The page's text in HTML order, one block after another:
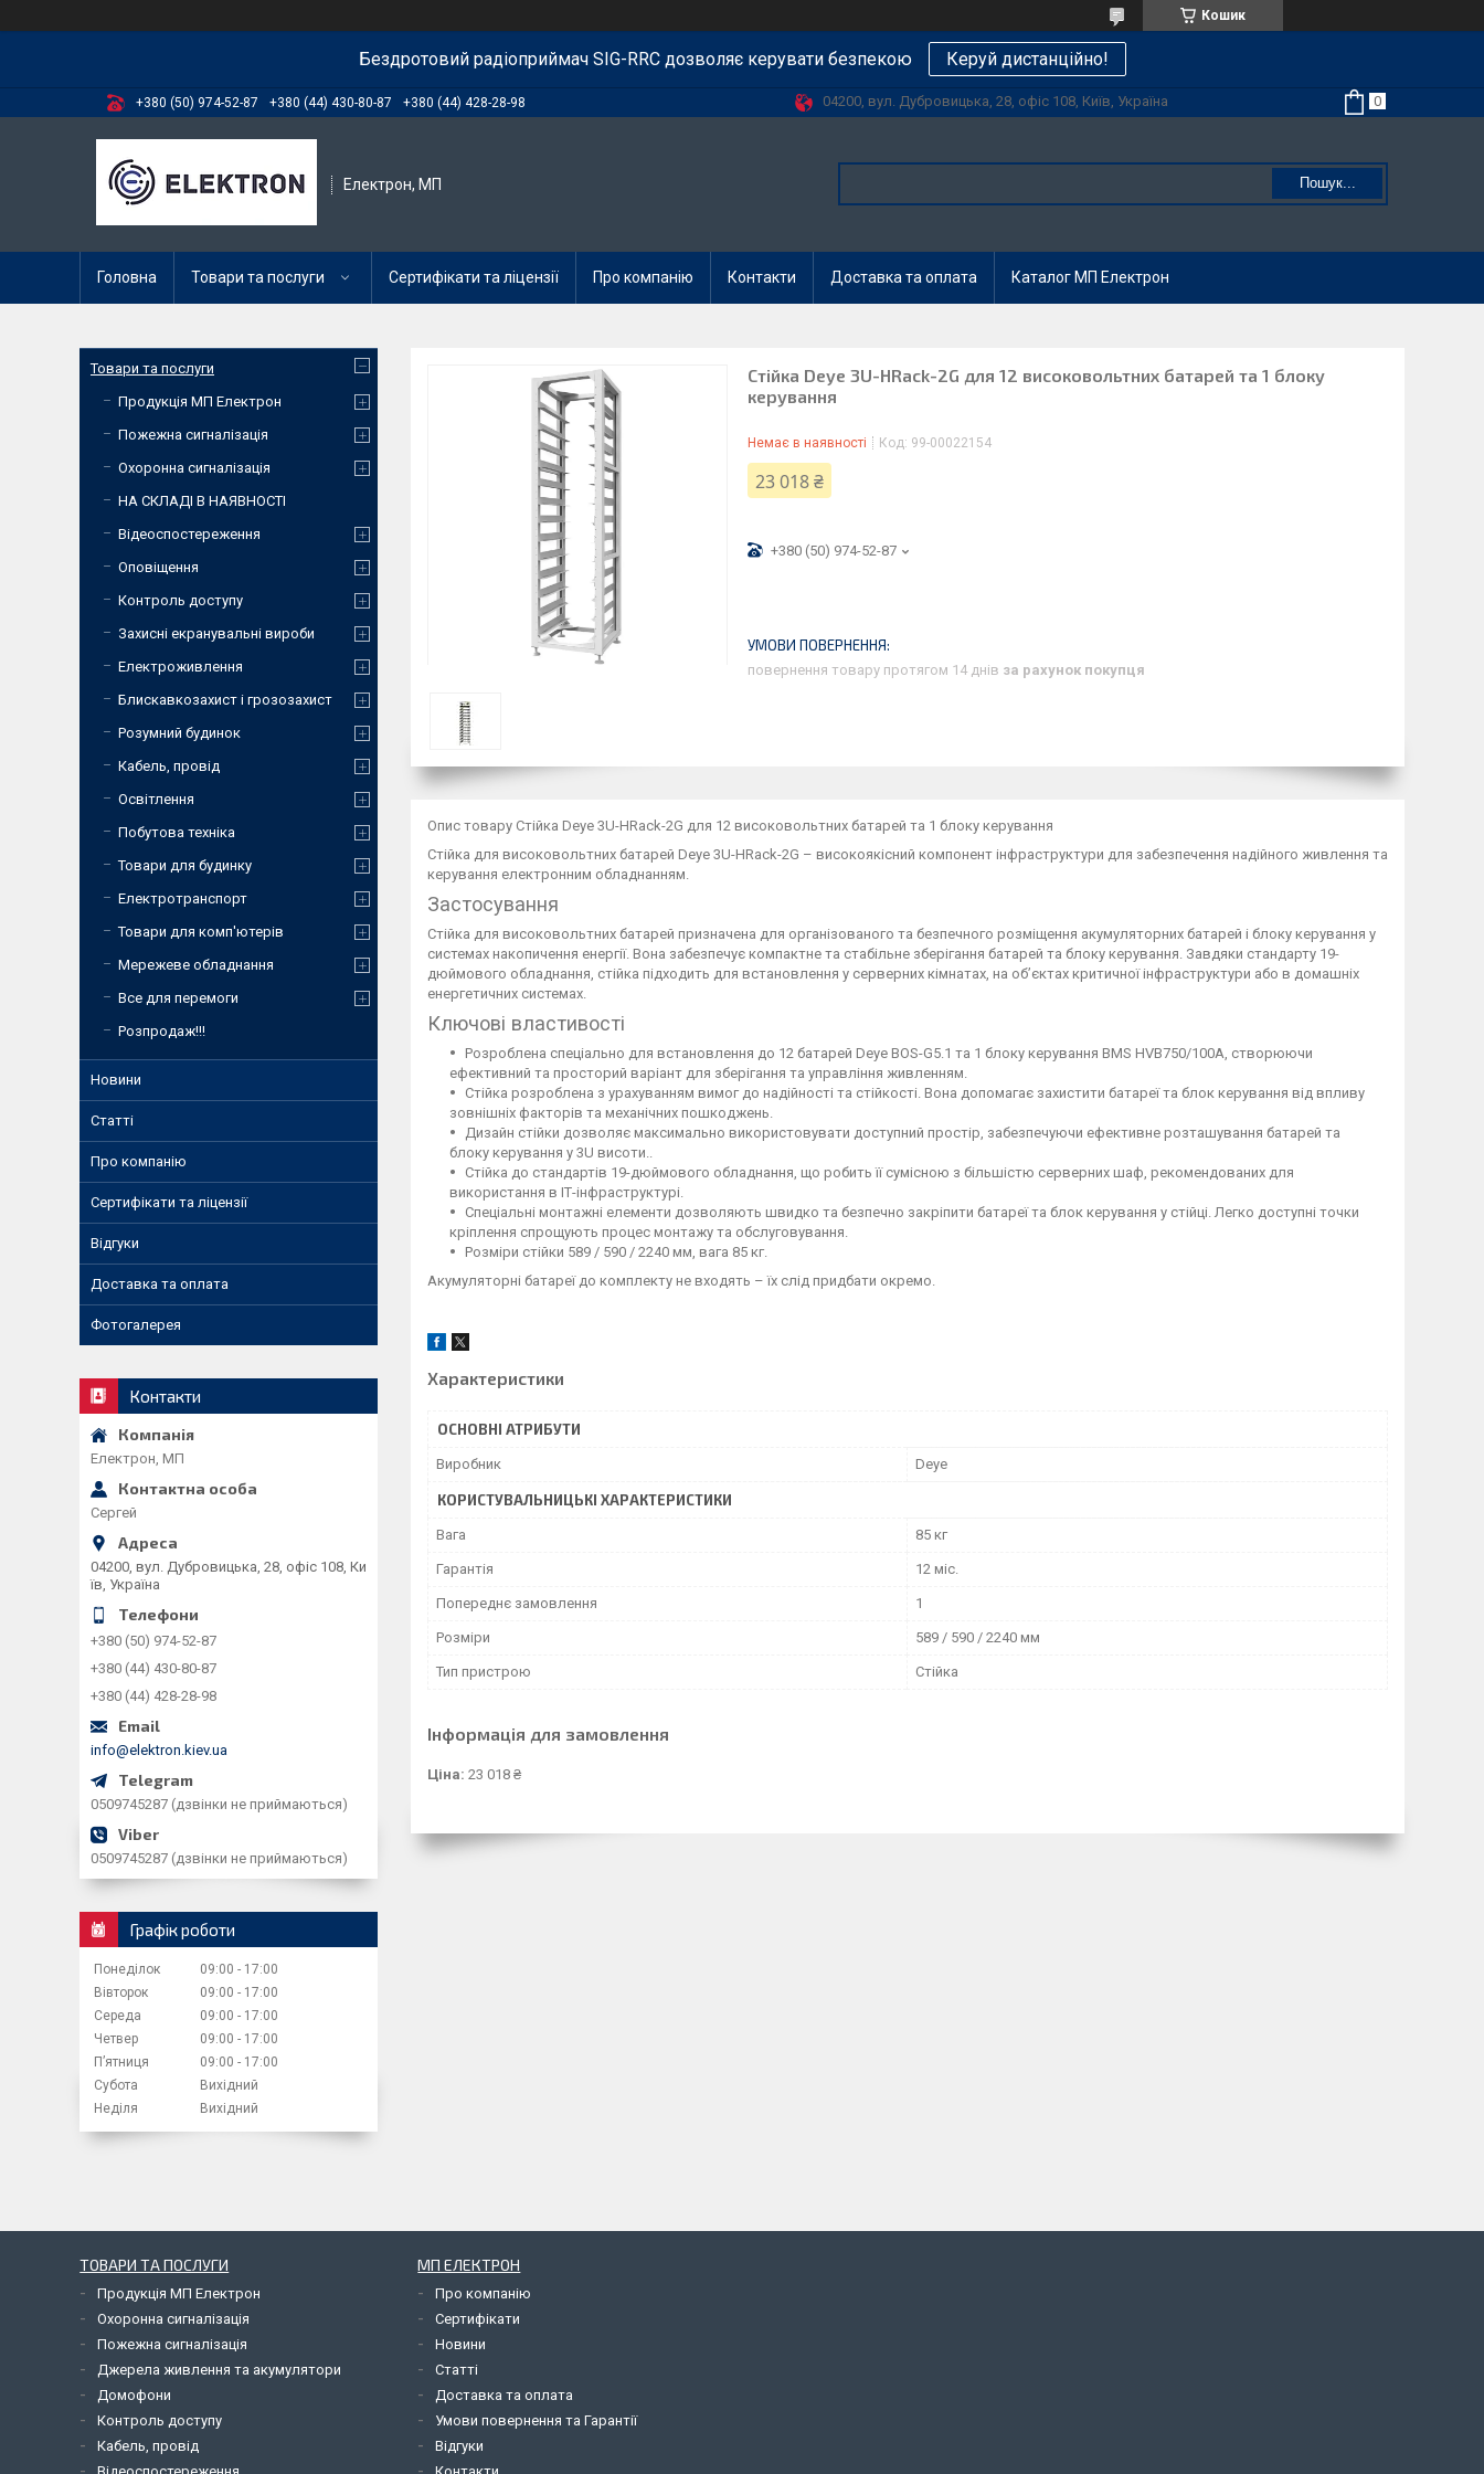
Кошик
Бездротовий радіоприймач SIG-RRC дозволяє керувати безпекою Керуй дистанційно!
+380 (50) 974-52-87 +380 (44) 430-80-87 +380 (44) 428-28-98 04200, вул. Дубровицька, 28, офіс 108, Київ, Україна
Електрон, МП Пошук...
Головна Товари та послуги Сертифікати та ліцензії Про компанію Контакти Доставка та оплата Каталог МП Електрон
Стійка Deye 3U-HRack-2G для 12 високовольтних батарей та 1 блоку
керування
Немає в наявності Код: 99-00022154
23 018 ₴
+380 (50) 974-52-87
повернення товару протягом 14 днів за рахунок покупця
Опис товару Стійка Deye 3U-HRack-2G для 12 високовольтних батарей та 1 блоку керування
Стійка для високовольтних батарей Deye 3U-HRack-2G – високоякісний компонент інфраструктури для забезпечення надійного живлення та
керування електронним обладнанням.
Застосування
Стійка для високовольтних батарей призначена для організованого та безпечного розміщення акумуляторних батарей і блоку керування у
системах накопичення енергії. Вона забезпечує компактне та стабільне зберігання батарей та блоку керування. Завдяки стандарту 19-
дюймового обладнання, стійка підходить для встановлення у серверних кімнатах, на об’єктах критичної інфраструктури або в домашніх
енергетичних системах.
Ключові властивості
Розроблена спеціально для встановлення до 12 батарей Deye BOS-G5.1 та 1 блоку керування BMS HVB750/100A, створюючи
ефективний та просторий варіант для зберігання та управління живленням.
Стійка розроблена з урахуванням вимог до надійності та стійкості. Вона допомагає захистити батареї та блок керування від впливу
зовнішніх факторів та механічних пошкоджень.
Дизайн стійки дозволяє максимально використовувати доступний простір, забезпечуючи ефективне розташування батарей та
блоку керування у 3U висоти..
Стійка до стандартів 19-дюймового обладнання, що робить її сумісною з більшістю серверних шаф, рекомендованих для
використання в ІТ-інфраструктурі.
Спеціальні монтажні елементи дозволяють швидко та безпечно закріпити батареї та блок керування у стійці. Легко доступні точки
кріплення спрощують процес монтажу та обслуговування.
Розміри стійки 589 / 590 / 2240 мм, вага 85 кг.
Акумуляторні батареї до комплекту не входять – їх слід придбати окремо.
Характеристики
ОСНОВНІ АТРИБУТИ
Виробник Deye
КОРИСТУВАЛЬНИЦЬКІ ХАРАКТЕРИСТИКИ
Вага 85 кг
Гарантія 12 міс.
Попереднє замовлення 1
Розміри 589 / 590 / 2240 мм
Тип пристрою Стійка
Інформація для замовлення
Ціна: 23 018 ₴
Товари та послуги
Продукція МП Електрон
Пожежна сигналізація
Охоронна сигналізація
НА СКЛАДІ В НАЯВНОСТІ
Відеоспостереження
Оповіщення
Контроль доступу
Захисні екранувальні вироби
Електроживлення
Блискавкозахист і грозозахист
Розумний будинок
Кабель, провід
Освітлення
Побутова техніка
Товари для будинку
Електротранспорт
Товари для комп'ютерів
Мережеве обладнання
Все для перемоги
Розпродаж!!!
Новини
Статті
Про компанію
Сертифікати та ліцензії
Відгуки
Доставка та оплата
Фотогалерея
Контакти
Електрон, МП
Сергей
04200, вул. Дубровицька, 28, офіс 108, Ки
їв, Україна
+380 (50) 974-52-87
+380 (44) 430-80-87
+380 (44) 428-28-98
info@elektron.kiev.ua
0509745287 (дзвінки не приймаються)
0509745287 (дзвінки не приймаються)
Графік роботи
Понеділок 09:00
17:00
Вівторок
09:00
17:00
Середа
09:00
17:00
Четвер
09:00
17:00
Пʼятниця
09:00
17:00
Субота
Вихідний
Неділя
Вихідний
ТОВАРИ ТА ПОСЛУГИ
Продукція МП Електрон
Охоронна сигналізація
Пожежна сигналізація
Джерела живлення та акумулятори
Домофони
Контроль доступу
Кабель, провід
МП ЕЛЕКТРОН
Про компанію
Сертифікати
Новини
Статті
Доставка та оплата
Умови повернення та Гарантії
Відгуки